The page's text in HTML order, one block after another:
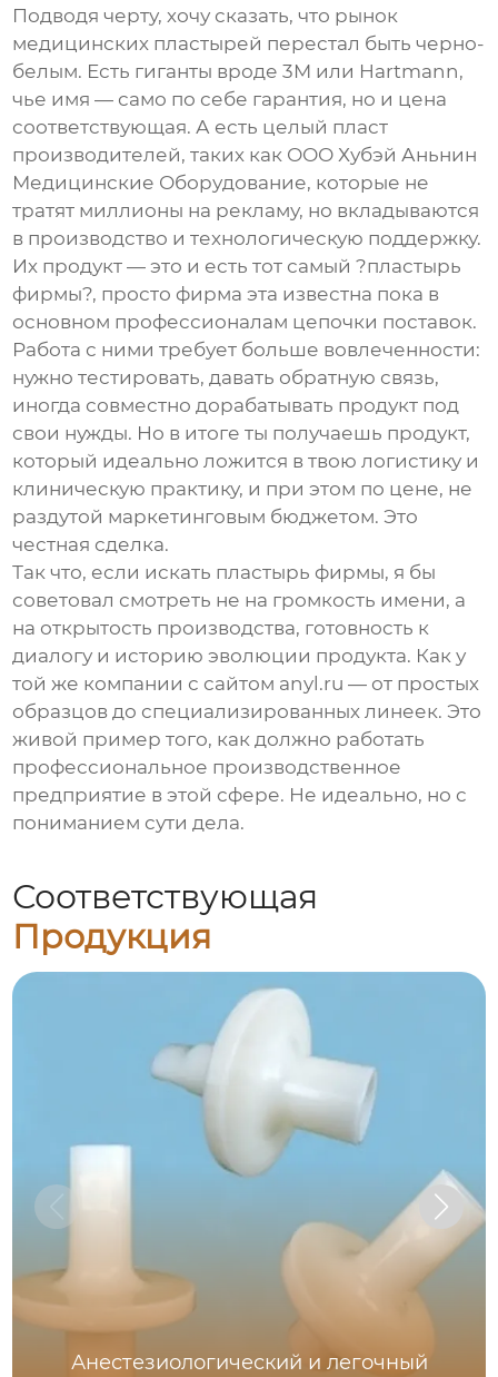
Подводя черту, хочу сказать, что рынок
медицинских пластырей перестал быть черно-
белым. Есть гиганты вроде 3M или Hartmann,
чье имя — само по себе гарантия, но и цена
соответствующая. А есть целый пласт
производителей, таких как ООО Хубэй Аньнин
Медицинские Оборудование, которые не
тратят миллионы на рекламу, но вкладываются
в производство и технологическую поддержку.
Их продукт — это и есть тот самый ?пластырь
фирмы?, просто фирма эта известна пока в
основном профессионалам цепочки поставок.
Работа с ними требует больше вовлеченности:
нужно тестировать, давать обратную связь,
иногда совместно дорабатывать продукт под
свои нужды. Но в итоге ты получаешь продукт,
который идеально ложится в твою логистику и
клиническую практику, и при этом по цене, не
раздутой маркетинговым бюджетом. Это
честная сделка.
Так что, если искать пластырь фирмы, я бы
советовал смотреть не на громкость имени, а
на открытость производства, готовность к
диалогу и историю эволюции продукта. Как у
той же компании с сайтом anyl.ru — от простых
образцов до специализированных линеек. Это
живой пример того, как должно работать
профессиональное производственное
предприятие в этой сфере. Не идеально, но с
пониманием сути дела.
Соответствующая
Продукция
Анестезиологический и легочный